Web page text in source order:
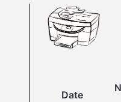
Date